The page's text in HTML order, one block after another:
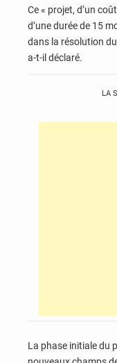
Ce « projet, d’un
d’une durée de 15
dans la résolution
a-t-il déclaré.
LA
La phase initiale du